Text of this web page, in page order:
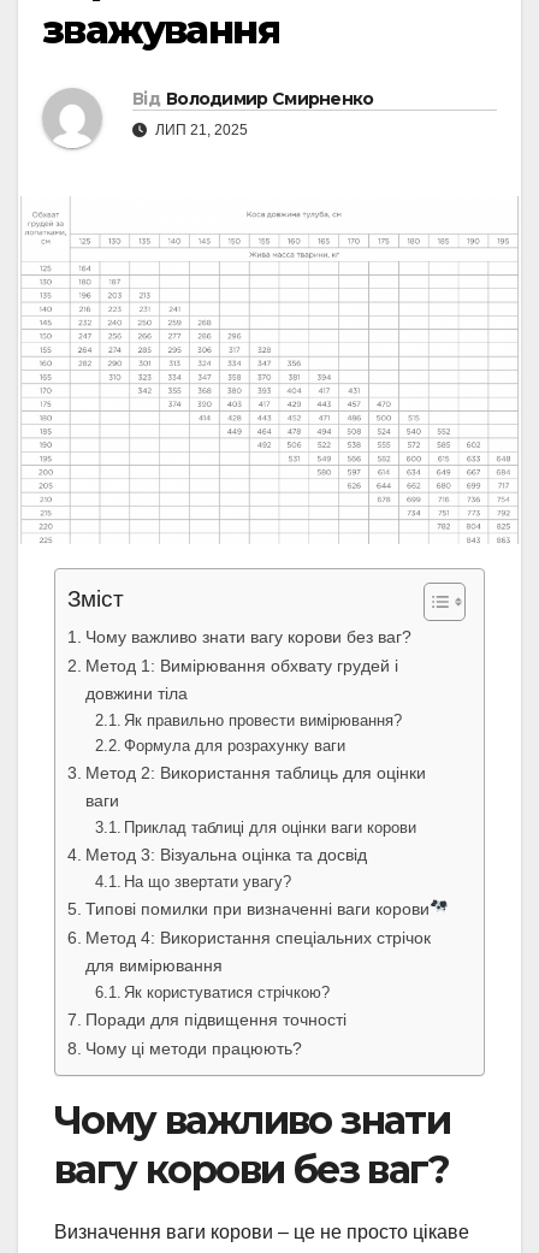
зважування
Від Володимир Смирненко
ЛИП 21, 2025
Зміст
Чому важливо знати вагу корови без ваг?
Метод 1: Вимірювання обхвату грудей і
довжини тіла
Як правильно провести вимірювання?
Формула для розрахунку ваги
Метод 2: Використання таблиць для оцінки
ваги
Приклад таблиці для оцінки ваги корови
Метод 3: Візуальна оцінка та досвід
На що звертати увагу?
Типові помилки при визначенні ваги корови
Метод 4: Використання спеціальних стрічок
для вимірювання
Як користуватися стрічкою?
Поради для підвищення точності
Чому ці методи працюють?
Чому важливо знати
вагу корови без ваг?
Визначення ваги корови – це не просто цікаве